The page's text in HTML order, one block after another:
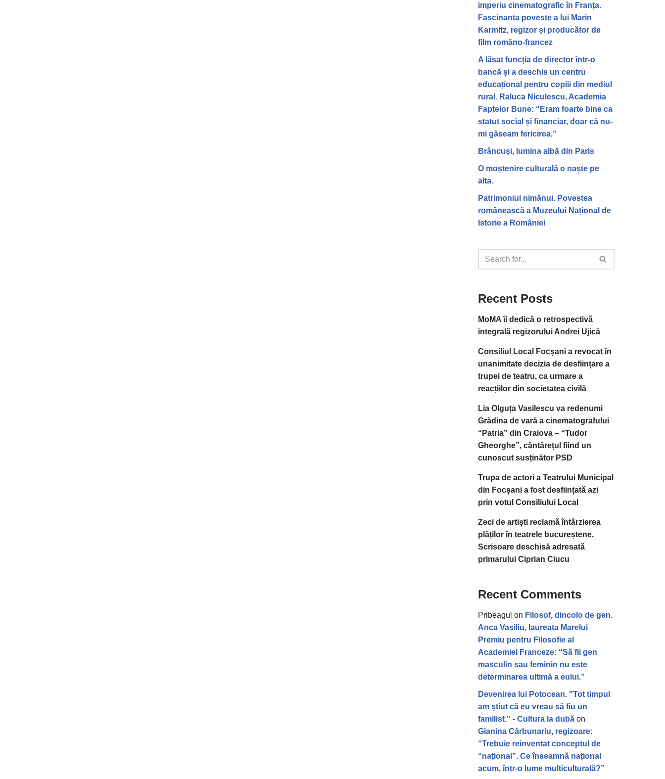
imperiu cinematografic în Franța.
Fascinanta poveste a lui Marin
Karmitz, regizor și producător de
film româno-francez
A lăsat funcția de director într-o
bancă și a deschis un centru
educațional pentru copiii din mediul
rural. Raluca Niculescu, Academia
Faptelor Bune: “Eram foarte bine ca
statut social și financiar, doar că nu-
mi găseam fericirea.”
Brâncuși, lumina albă din Paris
O moștenire culturală o naște pe
alta.
Patrimoniul nimănui. Povestea
românească a Muzeului Național de
Istorie a României
Recent Posts
MoMA îi dedică o retrospectivă
integrală regizorului Andrei Ujică
Consiliul Local Focșani a revocat în
unanimitate decizia de desființare a
trupei de teatru, ca urmare a
reacțiilor din societatea civilă
Lia Olguța Vasilescu va redenumi
Grădina de vară a cinematografului
“Patria” din Craiova – “Tudor
Gheorghe”, cântărețul fiind un
cunoscut susținător PSD
Trupa de actori a Teatrului Municipal
din Focșani a fost desființată azi
prin votul Consiliului Local
Zeci de artiști reclamă întârzierea
plăților în teatrele bucureștene.
Scrisoare deschisă adresată
primarului Ciprian Ciucu
Recent Comments
Pribeagul on Filosof, dincolo de gen.
Anca Vasiliu, laureata Marelui
Premiu pentru Filosofie al
Academiei Franceze: “Să fii gen
masculin sau feminin nu este
determinarea ultimă a eului.”
Devenirea lui Potocean. "Tot timpul
am știut că eu vreau să fiu un
familist." - Cultura la dubă on
Gianina Cărbunariu, regizoare:
“Trebuie reinventat conceptul de
“național”. Ce înseamnă național
acum, într-o lume multiculturală?”